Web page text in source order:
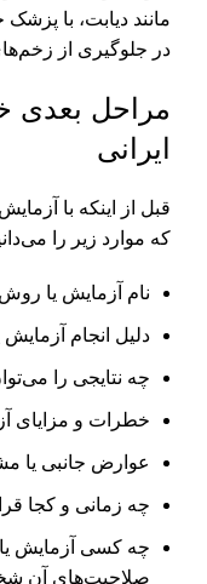
مانند دیابت، با
در جلوگیری از
مراحل بعدی
ایرانی
قبل از اینکه با
که موارد زیر را
نام آزمایش یا روش
دلیل انجام
چه نتایجی را
خطرات و مزایای
عوارض جانبی یا
چه زمانی و کجا
چه کسی آزمایش یا
صلاحیت‌های آن